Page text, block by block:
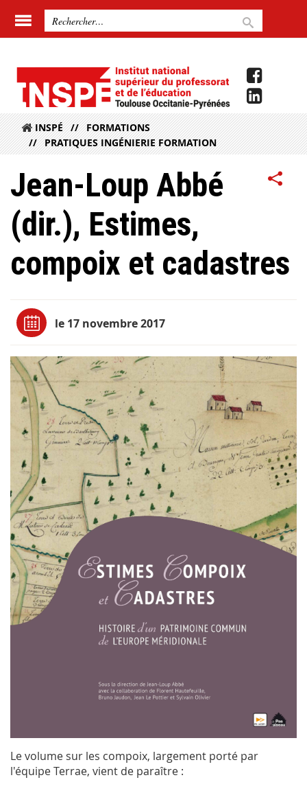
INSPÉ
FORMATIONS
PRATIQUES INGÉNIERIE FORMATION
Jean-Loup Abbé
(dir.), Estimes,
compoix et cadastres
le 17 novembre 2017
Le volume sur les compoix, largement porté par
l'équipe Terrae, vient de paraître :